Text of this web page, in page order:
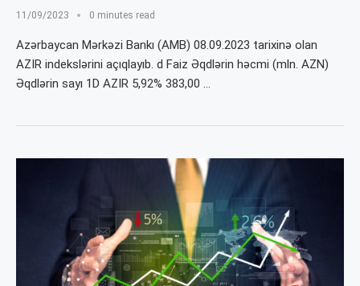
11/09/2023 0 minutes read
Azərbaycan Mərkəzi Bankı (AMB) 08.09.2023 tarixinə olan
AZIR indekslərini açıqlayıb. d Faiz Əqdlərin həcmi (mln. AZN)
Əqdlərin sayı 1D AZIR 5,92% 383,00 …